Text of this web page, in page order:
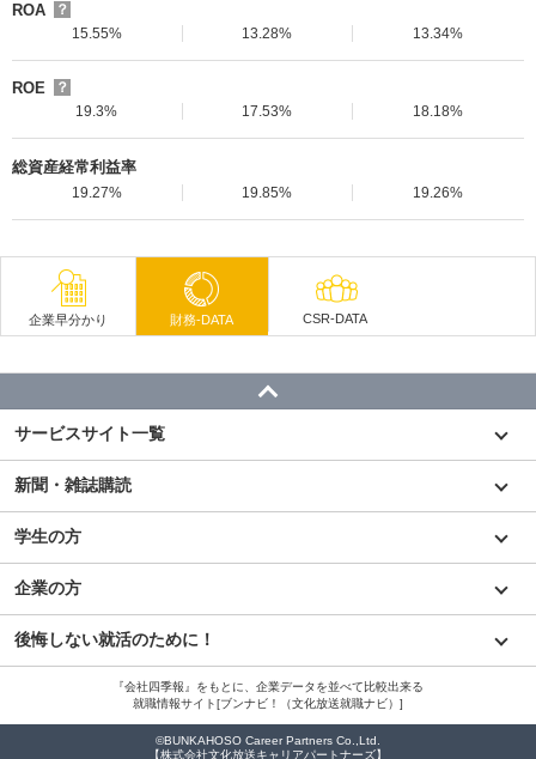
ROA
？
15.55%
13.28% 13.34%
ROE
？
19.3%
17.53% 18.18%
総資産経常利益率
19.27% 19.85% 19.26%
企業早分かり 財務-DATA CSR-DATA
サービスサイト一覧
新聞・雑誌購読
学生の方
企業の方
後悔しない就活のために！
『会社四季報』をもとに、企業データを並べて比較出来る
就職情報サイト[ブンナビ！（文化放送就職ナビ）]
©BUNKAHOSO Career Partners Co.,Ltd.
【株式会社文化放送キャリアパートナーズ】